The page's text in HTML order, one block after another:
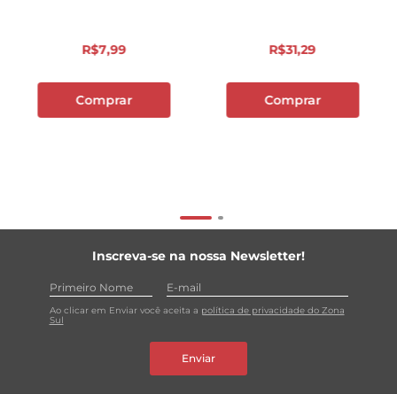
R$7,99
Comprar
R$31,29
Comprar
Inscreva-se na nossa Newsletter!
Ao clicar em Enviar você aceita a política de privacidade do Zona
Sul
Enviar